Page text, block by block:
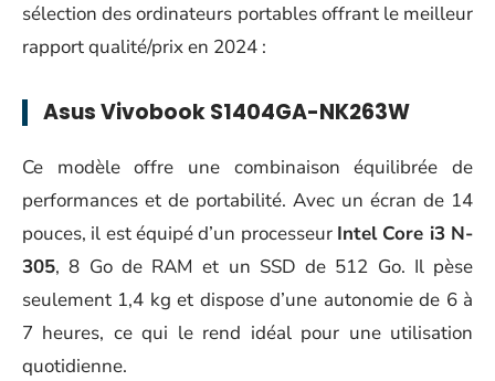
sélection des ordinateurs portables offrant le meilleur
rapport qualité/prix en 2024 :
Asus Vivobook S1404GA-NK263W
Ce modèle offre une combinaison équilibrée de
performances et de portabilité. Avec un écran de 14
pouces, il est équipé d’un processeur Intel Core i3 N-
305, 8 Go de RAM et un SSD de 512 Go. Il pèse
seulement 1,4 kg et dispose d’une autonomie de 6 à
7 heures, ce qui le rend idéal pour une utilisation
quotidienne.